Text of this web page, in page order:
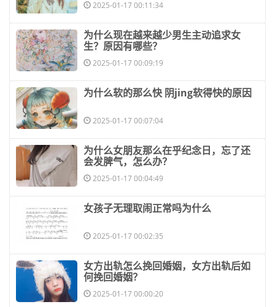
2025-01-17 00:11:34
​为什么现在越来越少男生主动追求女
生？原因有哪些？
2025-01-17 00:09:19
​为什么软的那么快 阴jing软得快的原因
2025-01-17 00:07:04
​为什么女朋友那么在乎纪念日，忘了还
会发脾气，怎么办？
2025-01-17 00:04:49
​女孩子无理取闹正常吗为什么
2025-01-17 00:02:35
​女方出轨怎么挽回婚姻，女方出轨后如
何挽回婚姻？
2025-01-17 00:00:20